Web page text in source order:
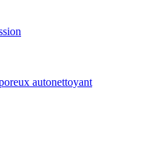
autonettoyant